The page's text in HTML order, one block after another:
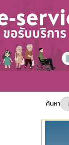
ค้นหา